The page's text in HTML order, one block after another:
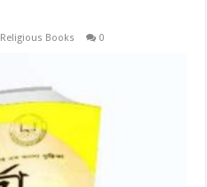
Religious Books 0